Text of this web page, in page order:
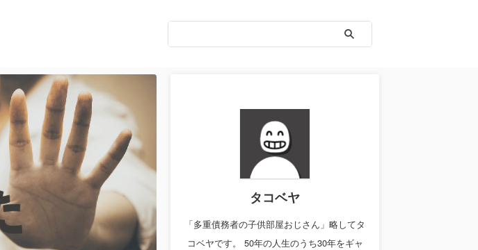
タコベヤ
「多重債務者の子供部屋おじさん」略してタ
コベヤです。 50年の人生のうち30年をギャ